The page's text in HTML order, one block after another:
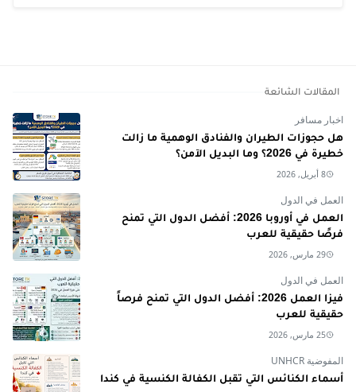
المقالات الشائعة
اخبار مسافر
هل حجوزات الطيران والفنادق الوهمية ما زالت
خطيرة في 2026؟ وما البديل الآمن؟
8 أبريل, 2026
العمل في الدول
العمل في أوروبا 2026: أفضل الدول التي تمنح
فرصًا حقيقية للعرب
29 مارس, 2026
العمل في الدول
فيزا العمل 2026: أفضل الدول التي تمنح فرصاً
حقيقية للعرب
25 مارس, 2026
المفوضية UNHCR
أسماء الكنائس التي تقبل الكفالة الكنسية في كندا